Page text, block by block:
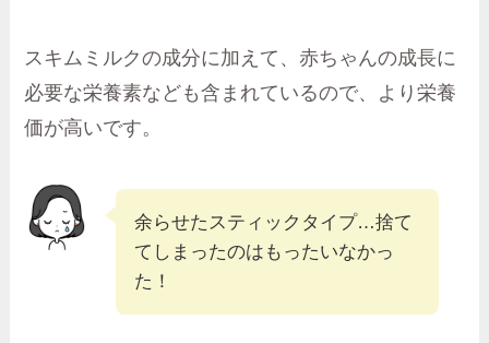
スキムミルクの成分に加えて、赤ちゃんの成長に
必要な栄養素なども含まれているので、より栄養
価が高いです。
余らせたスティックタイプ…捨て
てしまったのはもったいなかっ
た！